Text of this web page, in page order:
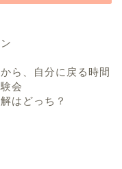
ら、自分に戻る時間
会
はどっち？